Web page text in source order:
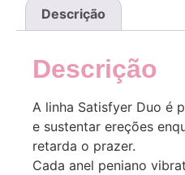
Descrição
Descrição
A linha Satisfyer Duo é
e sustentar ereções
retarda o prazer.
Cada anel peniano